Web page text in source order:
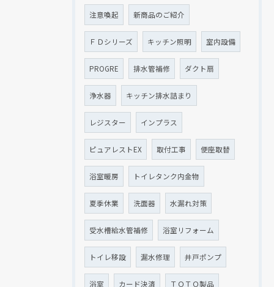
注意喚起 新商品のご紹介
ＦＤシリーズ キッチン照明 室内設備
PROGRE 排水管補修 ダクト扇
浄水器 キッチン排水詰まり
レジスター インプラス
ピュアレストEX 取付工事 便座取替
浴室暖房 トイレタンク内金物
夏季休業 洗面器 水漏れ対策
受水槽給水管補修 浴室リフォーム
トイレ移設 漏水修理 井戸ポンプ
浴室 カード決済 ＴＯＴＯ製品